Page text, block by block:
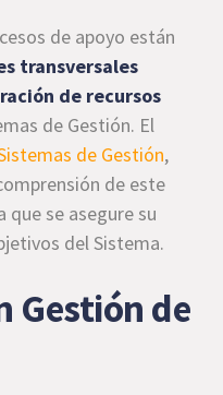
de apoyo están
transversales
de recursos
de Gestión. El
de Gestión,
de este
se asegure su
del Sistema.
Gestión de